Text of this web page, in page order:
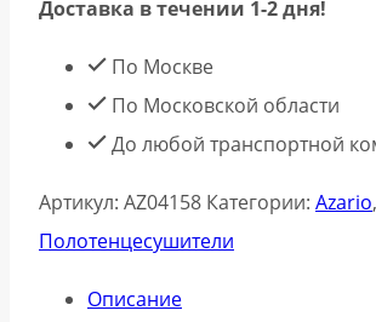
Доставка в течении 1-2 дня!
По Москве
По Московской области
До любой транспортной
Артикул: AZ04158 Категории: Azario,
Полотенцесушители
Описание